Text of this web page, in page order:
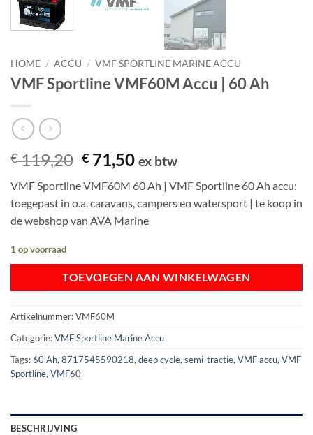
HOME / ACCU / VMF SPORTLINE MARINE ACCU
VMF Sportline VMF60M Accu | 60 Ah
€119,20 Oorspronkelijke
prijs
was:
€ 119,20.
€ 71,50Huidige
is:
€ 71,50.
ex btw
VMF Sportline VMF60M 60 Ah | VMF Sportline 60 Ah accu:
toegepast in o.a. caravans, campers en watersport | te koop in
de webshop van AVA Marine
1 op voorraad
TOEVOEGEN AAN WINKELWAGEN
Artikelnummer:VMF60M
Categorie:VMF Sportline Marine Accu
Tags:60 Ah,8717545590218,deep cycle,semi-tractie,VMF accu,VMF
Sportline,VMF60
BESCHRIJVING